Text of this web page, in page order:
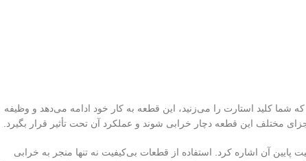
کلید استارت را می‌زنید، این قطعه به کار خود ادامه می‌دهد و وظیفه
مختلف این قطعه دچار خرابی شوند و عملکرد آن تحت تأثیر قرار بگیرد.
نادرست این قطعه و همچنین کیفیت پایین آن اشاره کرد. استفاده از قطعات بی‌کیفیت نه تنها منجر به خرابی